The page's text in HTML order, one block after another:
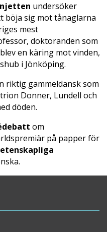
undersöker
böja sig mot tånaglarna
mest
doktoranden som
en käring mot vinden,
i Jönköping.
riktig gammeldansk som
Donner, Lundell och
döden.
om
på papper för